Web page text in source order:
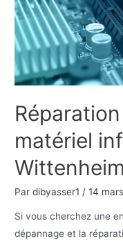
web
de
manière
organique ?
matériel
Wittenheim
Pardibyasser1 /14
Si vous cherchez une
dépannage et la